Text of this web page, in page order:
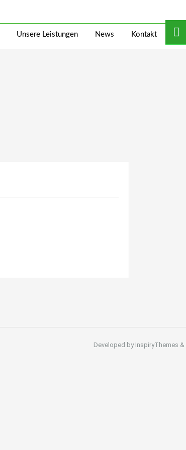
Unsere Leistungen News Kontakt
Developed by InspiryThemes